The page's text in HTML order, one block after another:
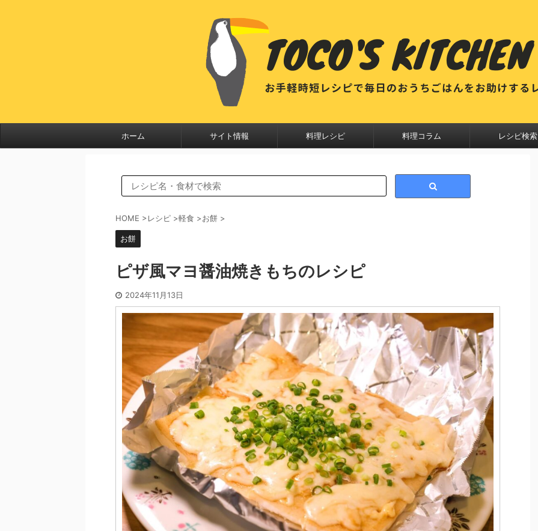
ホーム サイト情報 料理レシピ 料理コラム レシピ検索
HOME >レシピ >軽食 >お餅 >
お餅
ピザ風マヨ醤油焼きもちのレシピ
2024年11月13日